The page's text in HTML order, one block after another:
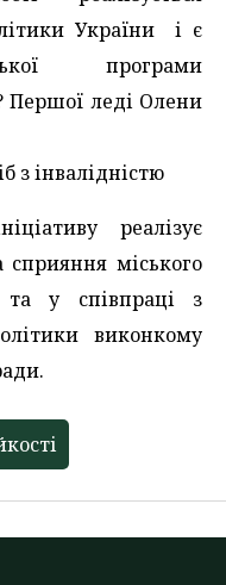
України і є
програми
Першої леді Олени
з інвалідністю
реалізує
сприяння міського
та у співпраці з
виконкому